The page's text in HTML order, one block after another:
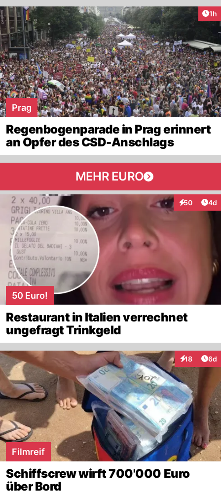
1h
Prag
Regenbogenparade in Prag erinnert
an Opfer des CSD-Anschlags
MEHR EURO
50
Interaktionen
4d
50 Euro!
Restaurant in Italien verrechnet
ungefragt Trinkgeld
18
Interaktionen
6d
Filmreif
Schiffscrew wirft 700'000 Euro
über Bord